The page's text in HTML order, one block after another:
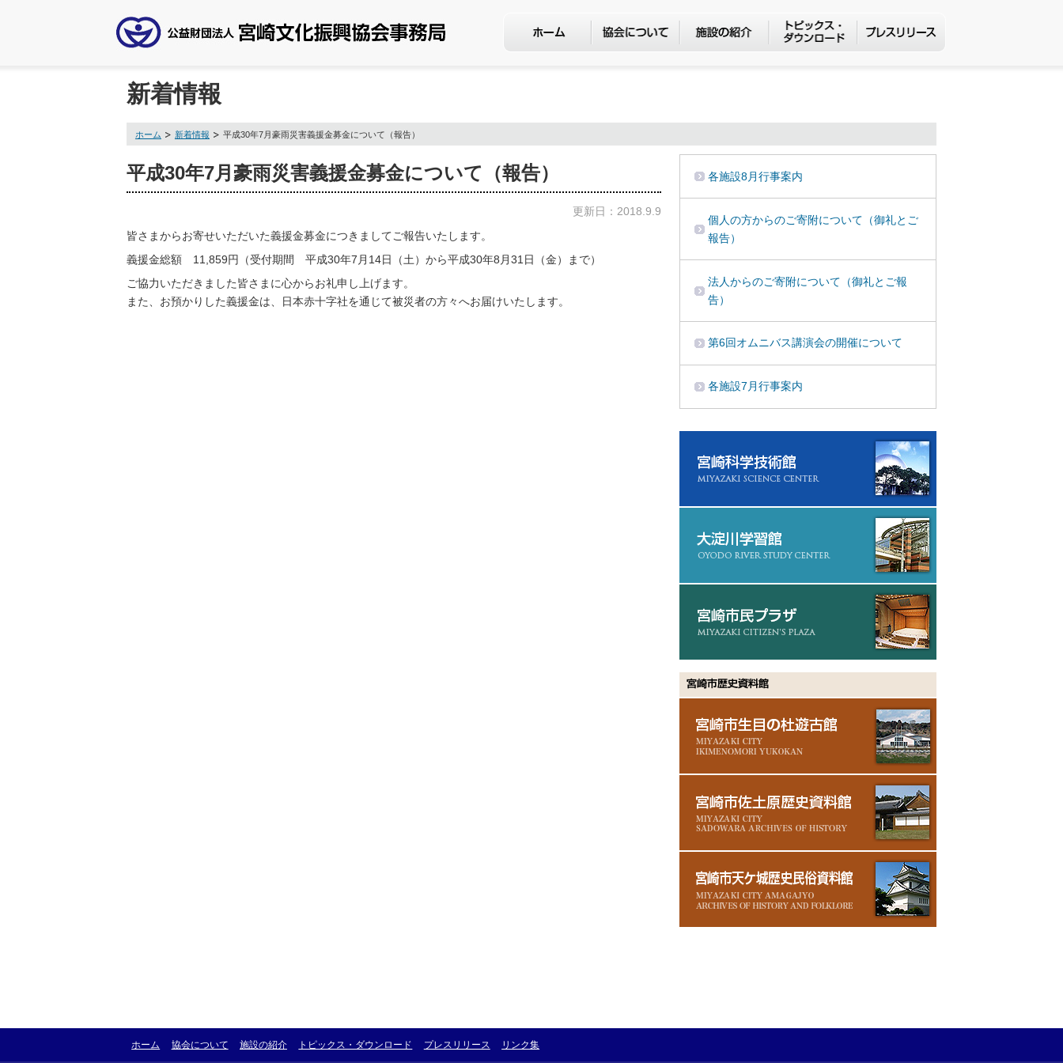
新着情報
ホーム 新着情報 平成30年7月豪雨災害義援金募金について（報告）
平成30年7月豪雨災害義援金募金について（報告）
更新日：2018.9.9
皆さまからお寄せいただいた義援金募金につきましてご報告いたします。
義援金総額 11,859円（受付期間 平成30年7月14日（土）から平成30年8月31日（金）まで）
ご協力いただきました皆さまに心からお礼申し上げます。
また、お預かりした義援金は、日本赤十字社を通じて被災者の方々へお届けいたします。
各施設8月行事案内
個人の方からのご寄附について（御礼とご
報告）
法人からのご寄附について（御礼とご報
告）
第6回オムニバス講演会の開催について
各施設7月行事案内
ホーム 協会について 施設の紹介 トピックス・ダウンロード プレスリリース リンク集